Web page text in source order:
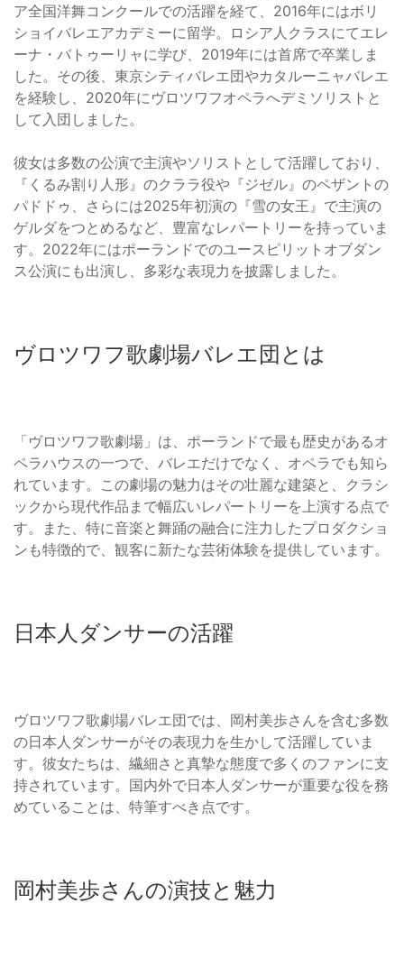
ア全国洋舞コンクールでの活躍を経て、2016年にはボリ
ショイバレエアカデミーに留学。ロシア人クラスにてエレ
ーナ・バトゥーリャに学び、2019年には首席で卒業しま
した。その後、東京シティバレエ団やカタルーニャバレエ
を経験し、2020年にヴロツワフオペラへデミソリストと
して入団しました。
彼女は多数の公演で主演やソリストとして活躍しており、
『くるみ割り人形』のクララ役や『ジゼル』のペザントの
パドドゥ、さらには2025年初演の『雪の女王』で主演の
ゲルダをつとめるなど、豊富なレパートリーを持っていま
す。2022年にはポーランドでのユースピリットオブダン
ス公演にも出演し、多彩な表現力を披露しました。
ヴロツワフ歌劇場バレエ団とは
「ヴロツワフ歌劇場」は、ポーランドで最も歴史があるオ
ペラハウスの一つで、バレエだけでなく、オペラでも知ら
れています。この劇場の魅力はその壮麗な建築と、クラシ
ックから現代作品まで幅広いレパートリーを上演する点で
す。また、特に音楽と舞踊の融合に注力したプロダクショ
ンも特徴的で、観客に新たな芸術体験を提供しています。
日本人ダンサーの活躍
ヴロツワフ歌劇場バレエ団では、岡村美歩さんを含む多数
の日本人ダンサーがその表現力を生かして活躍していま
す。彼女たちは、繊細さと真摯な態度で多くのファンに支
持されています。国内外で日本人ダンサーが重要な役を務
めていることは、特筆すべき点です。
岡村美歩さんの演技と魅力